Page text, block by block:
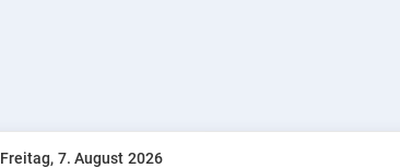
Freitag, 7. August 2026